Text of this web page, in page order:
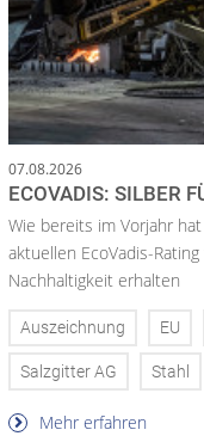
07.08.2026
ECOVADIS: SILBER
Wie bereits im Vorjahr
aktuellen EcoVadis-
Nachhaltigkeit erhalten
Auszeichnung EU
Salzgitter AG Stahl
Mehr erfahren